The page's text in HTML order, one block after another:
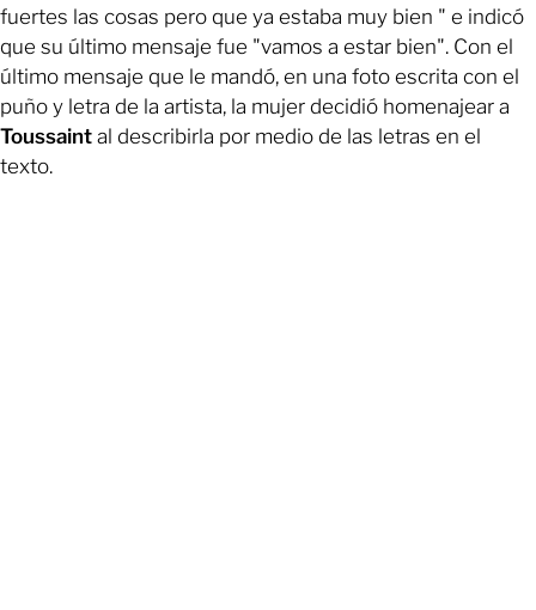
fuertes las cosas pero que ya estaba muy bien " e indicó
que su último mensaje fue "vamos a estar bien". Con el
último mensaje que le mandó, en una foto escrita con el
puño y letra de la artista, la mujer decidió homenajear a
Toussaint al describirla por medio de las letras en el
texto.